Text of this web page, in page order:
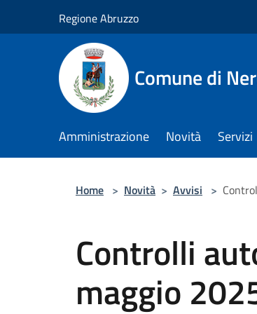
Regione Abruzzo
Comune di
Amministrazione Novità Servizi
Home > Novità > Avvisi >
Controlli
maggio